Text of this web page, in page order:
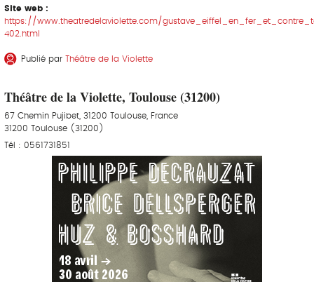
Site web :
https://www.theatredelaviolette.com/
402.html
Publié par Théâtre de la Violette
Théâtre de la Violette, Toulouse (31200)
67 Chemin Pujibet, 31200 Toulouse, France
31200 Toulouse (31200)
Tél : 0561731851